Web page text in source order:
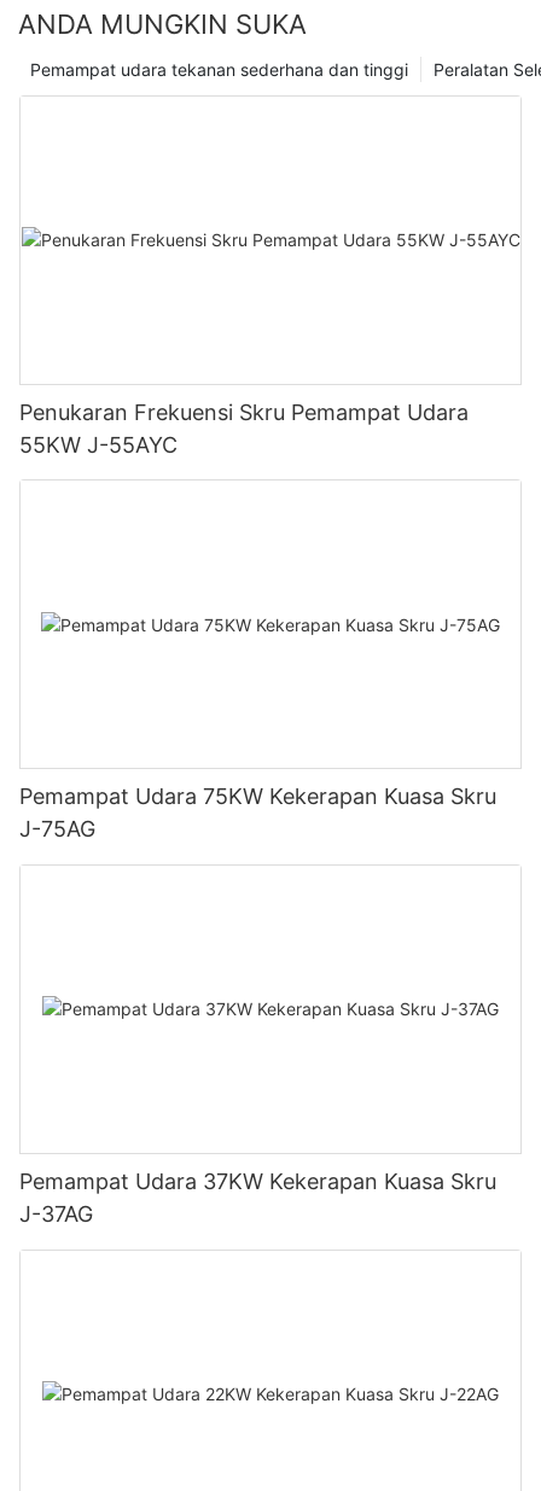
ANDA MUNGKIN SUKA
Peralatan
Pemampat udara tekanan sederhana dan tinggi
Penukaran Frekuensi Skru Pemampat Udara
55KW J-55AYC
Pemampat Udara 75KW Kekerapan Kuasa Skru
J-75AG
Pemampat Udara 37KW Kekerapan Kuasa Skru
J-37AG